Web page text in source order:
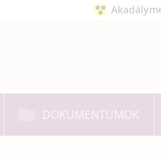
DOKUMENTUMOK